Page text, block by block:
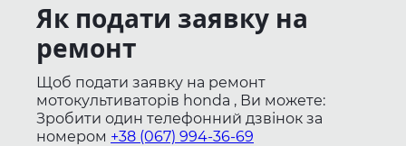
Як подати заявку на
ремонт
Щоб подати заявку на ремонт
мотокультиваторів honda , Ви можете:
Зробити один телефонний дзвінок за
номером +38 (067) 994-36-69